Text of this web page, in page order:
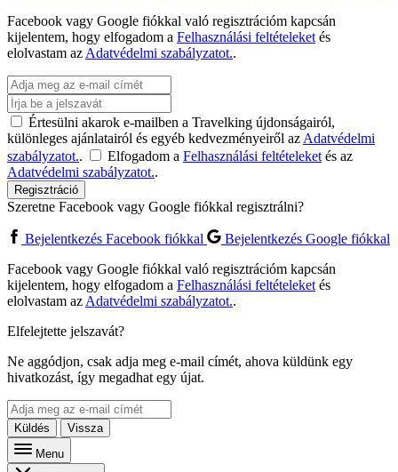
Facebook vagy Google fiókkal való regisztrációm kapcsán
kijelentem, hogy elfogadom a Felhasználási feltételeketés
elolvastam azAdatvédelmi szabályzatot..
Értesülni akarok e-mailben a Travelking újdonságairól,
különleges ajánlatairól és egyéb kedvezményeiről azAdatvédelmi
szabályzatot.. Elfogadom a Felhasználási feltételeketés az
Adatvédelmi szabályzatot..
Regisztráció
Szeretne Facebook vagy Google fiókkal regisztrálni?
Bejelentkezés Facebook fiókkal
Bejelentkezés Google fiókkal
Facebook vagy Google fiókkal való regisztrációm kapcsán
kijelentem, hogy elfogadom a Felhasználási feltételeketés
elolvastam azAdatvédelmi szabályzatot..
Elfelejtette jelszavát?
Ne aggódjon, csak adja meg e-mail címét, ahova küldünk egy
hivatkozást, így megadhat egy újat.
Küldés
Vissza
Menu